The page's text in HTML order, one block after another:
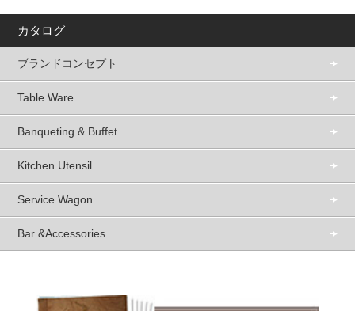
カタログ
ブランドコンセプト
Table Ware
Banqueting & Buffet
Kitchen Utensil
Service Wagon
Bar &Accessories